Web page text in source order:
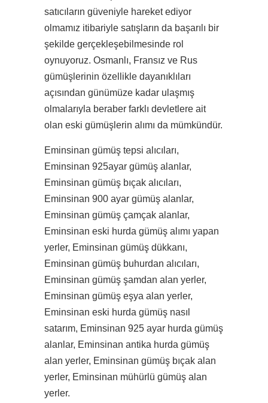
satıcıların güveniyle hareket ediyor
olmamız itibariyle satışların da başarılı bir
şekilde gerçekleşebilmesinde rol
oynuyoruz. Osmanlı, Fransız ve Rus
gümüşlerinin özellikle dayanıklıları
açısından günümüze kadar ulaşmış
olmalarıyla beraber farklı devletlere ait
olan eski gümüşlerin alımı da mümkündür.
Eminsinan gümüş tepsi alıcıları,
Eminsinan 925ayar gümüş alanlar,
Eminsinan gümüş bıçak alıcıları,
Eminsinan 900 ayar gümüş alanlar,
Eminsinan gümüş çamçak alanlar,
Eminsinan eski hurda gümüş alımı yapan
yerler, Eminsinan gümüş dükkanı,
Eminsinan gümüş buhurdan alıcıları,
Eminsinan gümüş şamdan alan yerler,
Eminsinan gümüş eşya alan yerler,
Eminsinan eski hurda gümüş nasıl
satarım, Eminsinan 925 ayar hurda gümüş
alanlar, Eminsinan antika hurda gümüş
alan yerler, Eminsinan gümüş bıçak alan
yerler, Eminsinan mühürlü gümüş alan
yerler.